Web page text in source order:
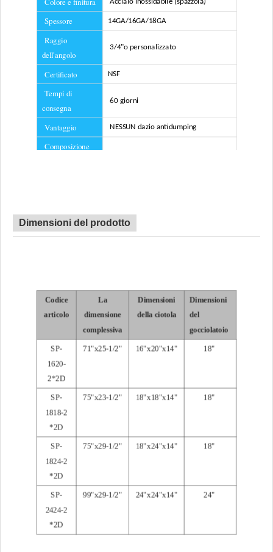
Acciaio inossidabile (spazzola)
Spessore 14GA/16GA/18GA
Raggio
dell'angolo
3/4"o personalizzato
Certificato NSF
Tempi di
consegna
60 giorni
Vantaggio NESSUN dazio antidumping
Composizione
Dimensioni del prodotto
Codice
articolo
La
dimensione
complessiva
Dimensioni
della ciotola
Dimensioni
del
gocciolatoio
SP-
1620-
2*2D
71"x25-1/2" 16"x20"x14" 18"
SP-
1818-2
*2D
75"x23-1/2" 18"x18"x14" 18"
SP-
1824-2
*2D
75"x29-1/2" 18"x24"x14" 18"
SP-
2424-2
*2D
99"x29-1/2" 24"x24"x14" 24"